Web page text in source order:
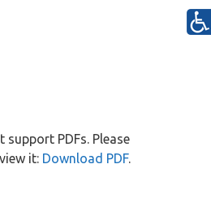
PDFs. Please
it: Download PDF.